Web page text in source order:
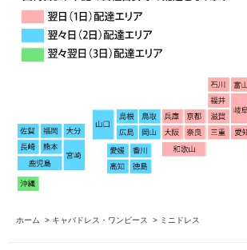
ホーム > キャバドレス・ワンピース > ミニドレス